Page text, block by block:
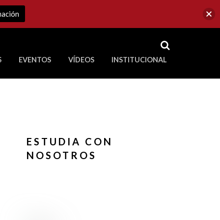
RSS
EVENTOS VÍDEOS INSTITUCIONAL
ESTUDIA CON
NOSOTROS